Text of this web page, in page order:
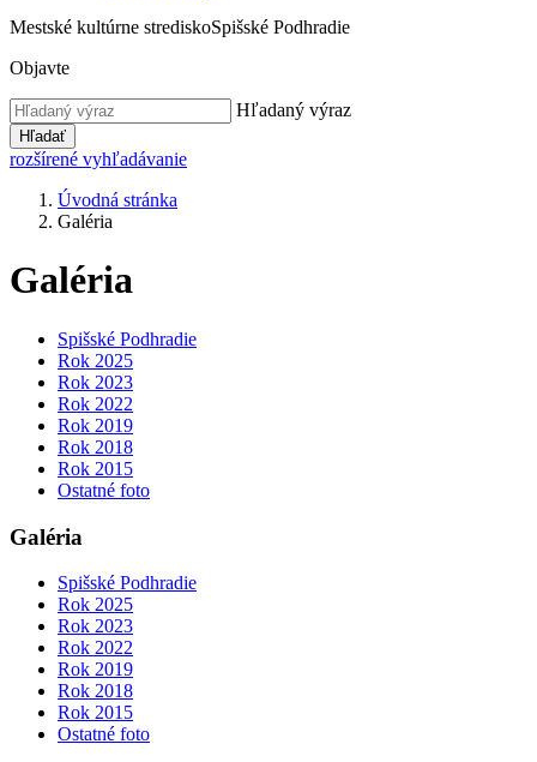
Mestské kultúrne strediskoSpišské Podhradie
Objavte
Hľadaný výraz
Hľadať
rozšírené vyhľadávanie
Úvodná stránka
Galéria
Galéria
Spišské Podhradie
Rok 2025
Rok 2023
Rok 2022
Rok 2019
Rok 2018
Rok 2015
Ostatné foto
Galéria
Spišské Podhradie
Rok 2025
Rok 2023
Rok 2022
Rok 2019
Rok 2018
Rok 2015
Ostatné foto